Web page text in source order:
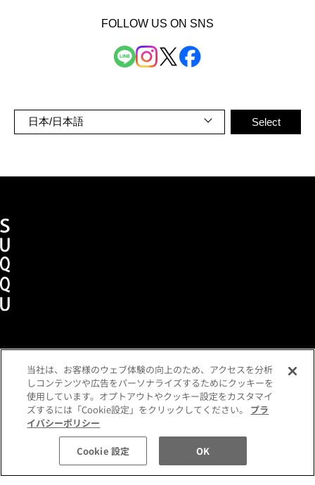
税込 8,250 円 数量:
カートに入れる
FOLLOW US ON SNS
ショッピングガイドメンバーズプログラム
よくあるご質問
お問い合わせ各種規約
定期便ご利用特約 利用者情報の外部通信
プライバシーポリシー
コミュニティガイドライン
特定商取引法に基づく表示
企業情報
採用情報
当社は、お客様のウェブ体験の向上のため、アクセスを分析
しコンテンツや広告をパーソナライズするためにクッキーを
使用しています。オプトアウトやクッキー設定をカスタマイ
ズするには「Cookie設定」をクリックしてください。 プラ
イバシーポリシー
Cookie 設定 OK